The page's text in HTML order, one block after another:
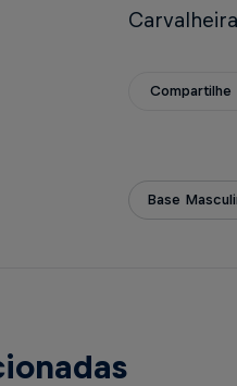
Compartilhe
Base